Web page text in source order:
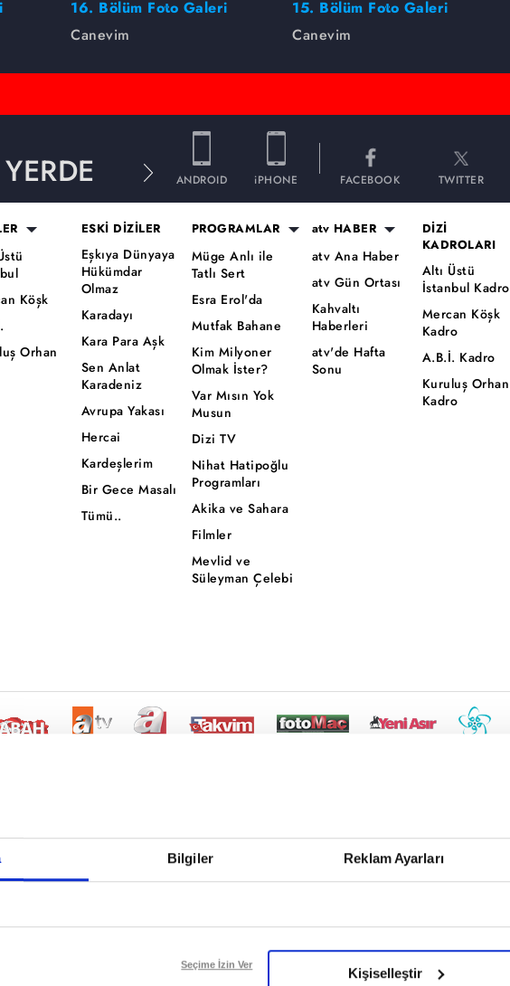
Bilgiler Reklam Ayarları
Reddet
Seçime İzin Ver
Kişiselleştir
16. Bölüm Foto Galeri
Canevim
15. Bölüm Foto Galeri
Canevim
ANDROID iPHONE FACEBOOK TWITTER
Köşk
Orhan
ESKİ DİZİLER
Eşkıya Dünyaya
Hükümdar
Olmaz
Karadayı
Kara Para Aşk
Sen Anlat
Karadeniz
Avrupa Yakası
Hercai
Kardeşlerim
Bir Gece Masalı
Tümü..
PROGRAMLAR
Müge Anlı ile
Tatlı Sert
Esra Erol'da
Mutfak Bahane
Kim Milyoner
Olmak İster?
Var Mısın Yok
Musun
Dizi TV
Nihat Hatipoğlu
Programları
Akika ve Sahara
Filmler
Mevlid ve
Süleyman Çelebi
atv HABER
atv Ana Haber
atv Gün Ortası
Kahvaltı
Haberleri
atv'de Hafta
Sonu
DİZİ
KADROLARI
Altı Üstü
İstanbul Kadro
Mercan Köşk
Kadro
A.B.İ. Kadro
Kuruluş Orhan
Kadro